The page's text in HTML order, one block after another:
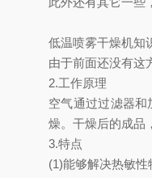
低温喷雾干燥机知
由于前面还没有这
2.工作原理
空气通过过滤器
燥。干燥后的成品
3.特点
(1)能够解决热敏性